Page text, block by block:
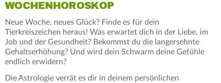
WOCHENHOROSKOP
Neue Woche, neues Glück? Finde es für dein
Tierkreiszeichen heraus! Was erwartet dich in der Liebe, im
Job und der Gesundheit? Bekommst du die langersehnte
Gehaltserhöhung? Und wird dein Schwarm deine Gefühle
endlich erwidern?
Die Astrologie verrät es dir in deinem persönlichen